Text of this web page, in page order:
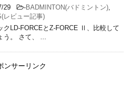
29 -BADMINTON(バドミントン),
レビュー記事)
クLD-FORCEとZ-FORCE Ⅱ、比較して
う。 さて、 ...
ンサーリンク